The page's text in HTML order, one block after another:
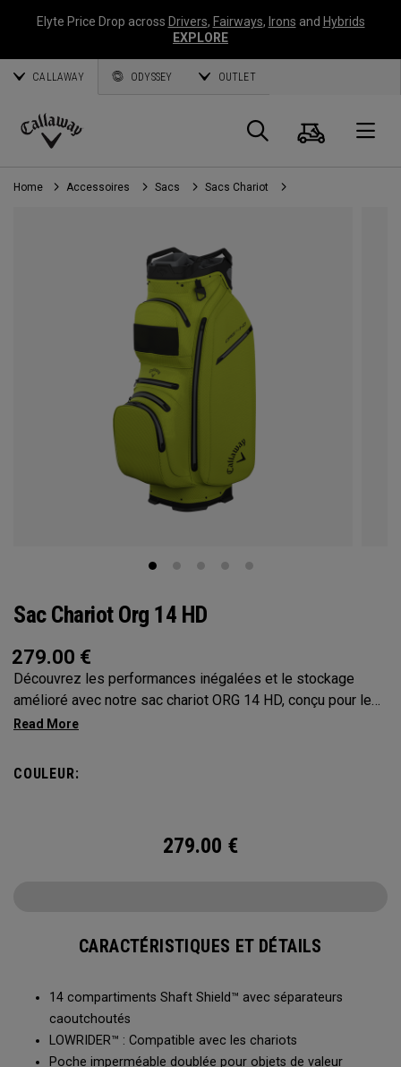
Elyte Price Drop across Drivers, Fairways, Irons and Hybrids
EXPLORE
CALLAWAY ODYSSEY OUTLET
Callaway
Golf
Panier
Home Accessoires Sacs Sacs Chariot
Sac Chariot Org 14 HD
279.00 €
Découvrez les performances inégalées et le stockage
amélioré avec notre sac chariot ORG 14 HD, conçu pour les
golfeurs qui n’ont besoin que du meilleur. Grâce à son
14 compartiments, son tissu imperméable 10K à coutures
COULEUR:
279.00 €
CARACTÉRISTIQUES ET DÉTAILS
14 compartiments Shaft Shield™ avec séparateurs
caoutchoutés
LOWRIDER™ : Compatible avec les chariots
Poche imperméable doublée pour objets de valeur